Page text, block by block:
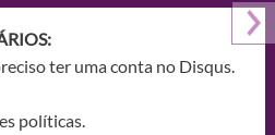
ter uma conta no Disqus.
políticas.